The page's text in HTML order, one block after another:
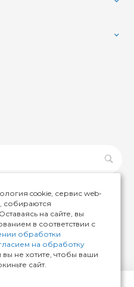
права защищены
cookie, сервис web-
собираются
на сайте, вы
в соответствии с
обработки
на обработку
вы не хотите, чтобы ваши
сайт.